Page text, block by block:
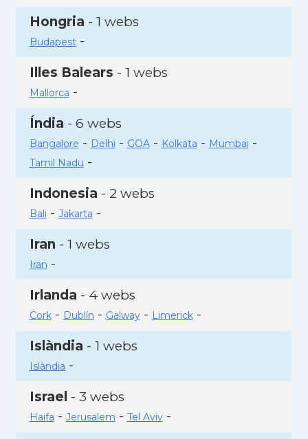
Hongria - 1 webs
Budapest-
Illes Balears - 1 webs
Mallorca -
Índia - 6 webs
Bangalore - Delhi - GOA- Kolkata - Mumbai -
Tamil Nadu -
Indonesia - 2 webs
Bali - Jakarta -
Iran - 1 webs
Iran -
Irlanda - 4 webs
Cork- Dublín - Galway- Limerick-
Islàndia - 1 webs
Islàndia -
Israel - 3 webs
Haifa - Jerusalem - Tel Aviv-